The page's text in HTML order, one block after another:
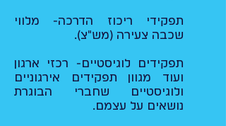
תפקידי ריכוז הדרכה- מלווי
שכבה צעירה (מש"צ).
תפקידים לוגיסטיים- רכזי ארגון
ועוד מגוון תפקידים אירגוניים
ולוגיסטיים שחברי הבוגרת
נושאים על עצמם.